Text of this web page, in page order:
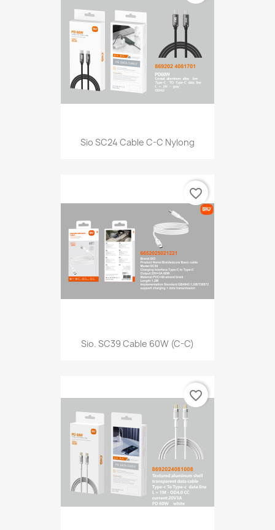
Sio SC24 Cable C-C Nylong
Sio. SC39 Cable 60W (C-C)
favorite_border
favorite_border